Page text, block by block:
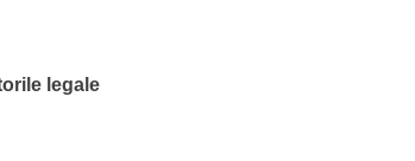
legale